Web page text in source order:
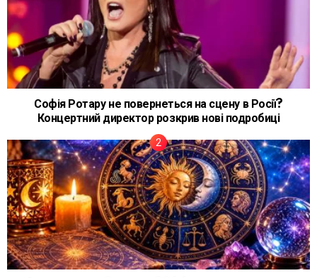
Софія Ротару не повернеться на сцену в Росії?
Концертний директор розкрив нові подробиці